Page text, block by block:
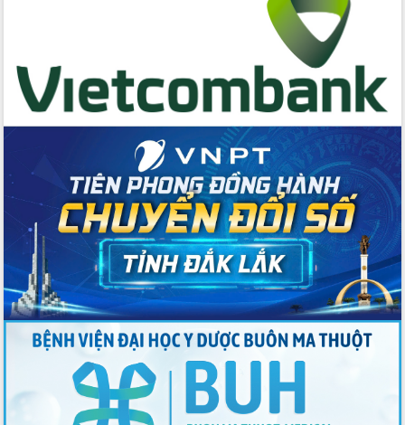
Rộn ràng lễ hội truyền thống Sông
nước Đà Nông lần thứ I năm 2026
Kỳ họp Chuyên đề lần thứ Năm, HĐND
Thống nhất danh sách giới thiệu ứng
cử đại biểu Quốc hội khoá XVI và đại
biểu HĐND tỉnh Đắk Lắk, nhiệm kỳ
2026-2031
Phát động hai phong trào thi đua quan
trọng trong kỷ nguyên mới
Hội nghị lần thứ tư Ban Chỉ đạo công
tác bầu cử tỉnh Đắk Lắk
Hội nghị Báo cáo viên Trung ương
tháng 01/2026
Phó Thủ tướng Hồ Quốc Dũng đánh giá
cao kết quả Chiến dịch Quang Trung